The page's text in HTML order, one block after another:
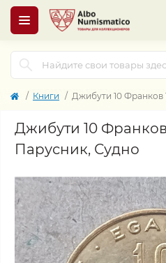
Книги Джибути 10 Франков
Джибути 10 Франков
Парусник, Судно